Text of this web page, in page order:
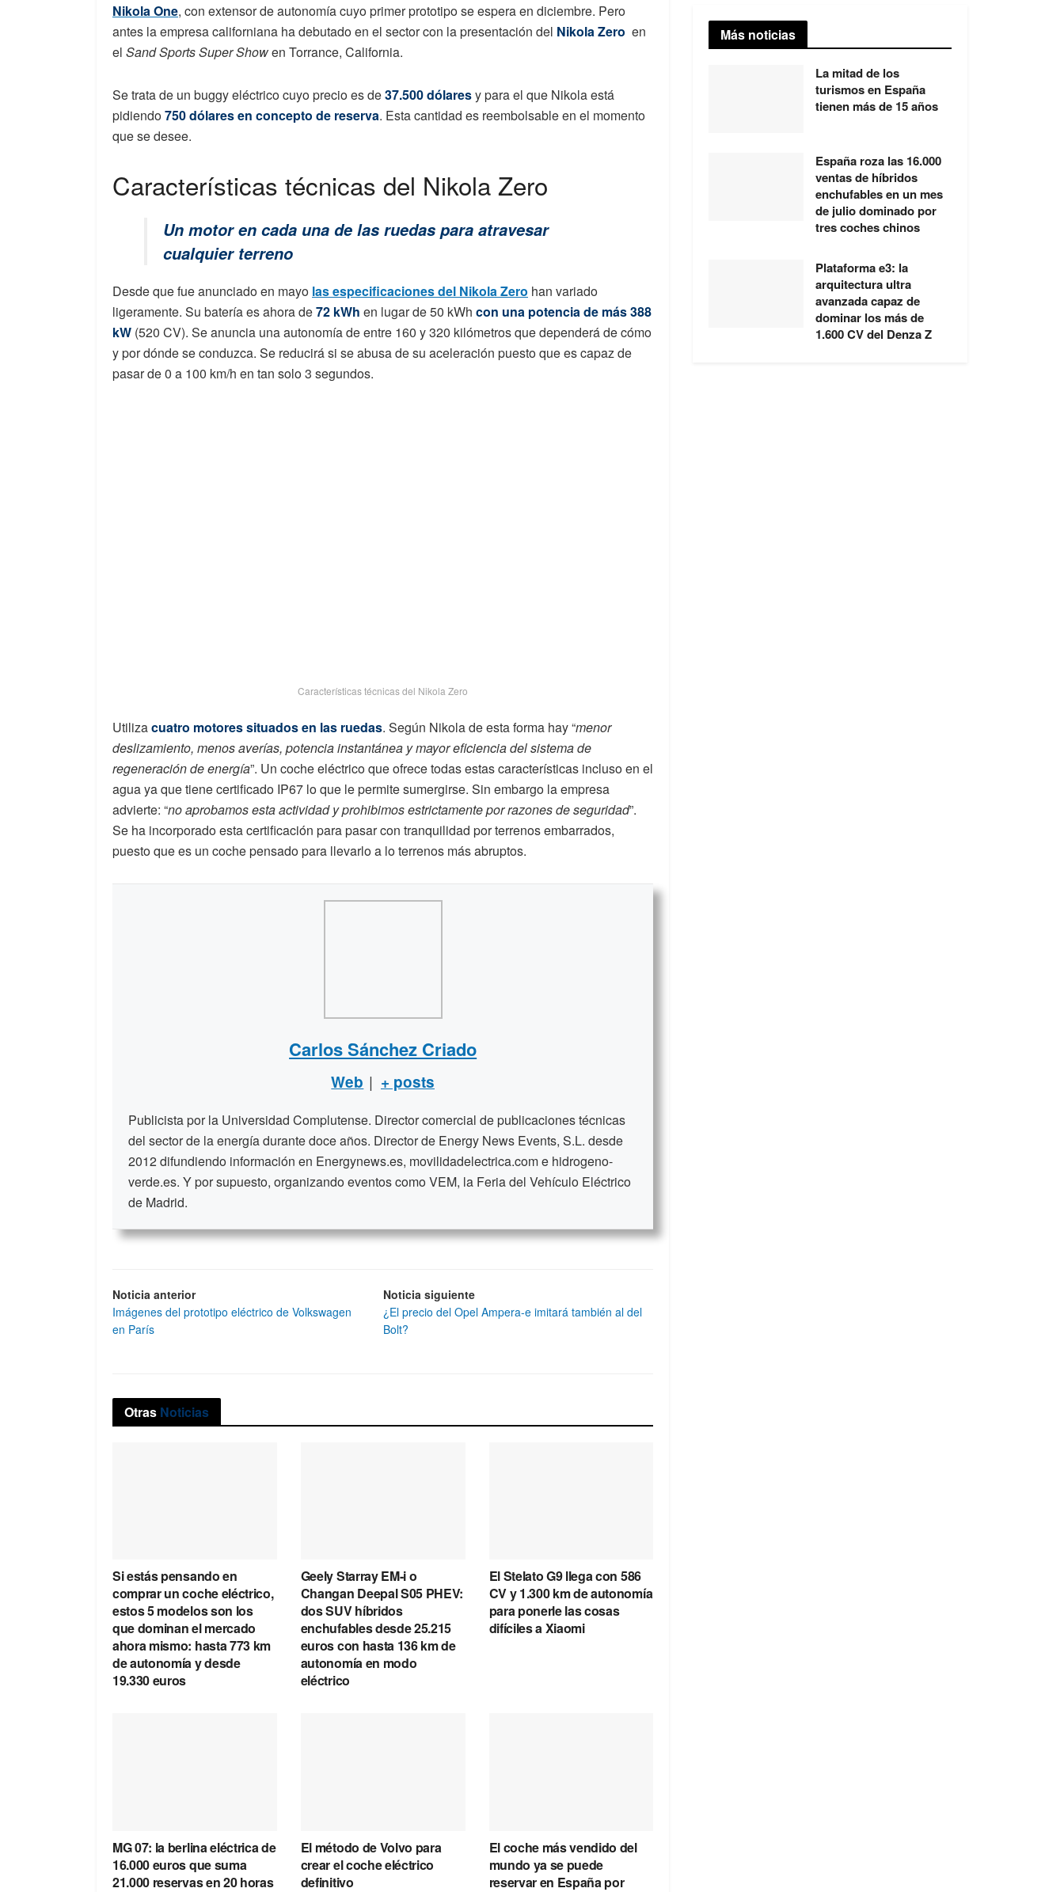
Nikola One, con extensor de autonomía cuyo primer prototipo se espera en diciembre. Pero
antes la empresa californiana ha debutado en el sector con la presentación del Nikola Zero en
el Sand Sports Super Showen Torrance, California.
Se trata de un buggy eléctrico cuyo precio es de37.500 dólaresy para el que Nikola está
pidiendo750 dólares en concepto de reserva. Esta cantidad es reembolsable en el momento
que se desee.
Características técnicas del Nikola Zero
Un motor en cada una de las ruedas para atravesar
cualquier terreno
Desde que fue anunciado en mayo las especificaciones del Nikola Zero han variado
ligeramente. Su batería es ahora de72 kWh en lugar de 50 kWh con una potencia de más 388
kW (520 CV). Se anuncia una autonomía de entre 160 y 320 kilómetros que dependerá de cómo
y por dónde se conduzca. Se reducirá si se abusa de su aceleración puesto que es capaz de
pasar de 0 a 100 km/h en tan solo 3 segundos.
Características técnicas del Nikola Zero
Utilizacuatro motores situados en las ruedas. Según Nikola de esta forma hay “menor
deslizamiento, menos averías, potencia instantánea y mayor eficiencia del sistema de
regeneración de energía”. Un coche eléctrico que ofrece todas estas características incluso en el
agua ya que tiene certificado IP67 lo que le permite sumergirse. Sin embargo la empresa
advierte: “no aprobamos esta actividad y prohibimos estrictamente por razones de seguridad”.
Se ha incorporado esta certificación para pasar con tranquilidad por terrenos embarrados,
puesto que es un coche pensado para llevarlo a lo terrenos más abruptos.
Carlos Sánchez Criado
Web | + posts
Publicista por la Universidad Complutense. Director comercial de publicaciones técnicas
del sector de la energía durante doce años. Director de Energy News Events, S.L. desde
2012 difundiendo información en Energynews.es, movilidadelectrica.com e hidrogeno-
verde.es. Y por supuesto, organizando eventos como VEM, la Feria del Vehículo Eléctrico
de Madrid.
Noticia anterior
Imágenes del prototipo eléctrico de Volkswagen
en París
Noticia siguiente
¿El precio del Opel Ampera-e imitará también al del
Bolt?
Otras Noticias
Si estás pensando en
comprar un coche eléctrico,
estos 5 modelos son los
que dominan el mercado
ahora mismo: hasta 773 km
de autonomía y desde
19.330 euros
Geely Starray EM-i o
Changan Deepal S05 PHEV:
dos SUV híbridos
enchufables desde 25.215
euros con hasta 136 km de
autonomía en modo
eléctrico
El Stelato G9 llega con 586
CV y 1.300 km de autonomía
para ponerle las cosas
difíciles a Xiaomi
MG 07: la berlina eléctrica de
16.000 euros que suma
21.000 reservas en 20 horas
El método de Volvo para
crear el coche eléctrico
definitivo
El coche más vendido del
mundo ya se puede
reservar en España por
Más noticias
La mitad de los
turismos en España
tienen más de 15 años
España roza las 16.000
ventas de híbridos
enchufables en un mes
de julio dominado por
tres coches chinos
Plataforma e3: la
arquitectura ultra
avanzada capaz de
dominar los más de
1.600 CV del Denza Z